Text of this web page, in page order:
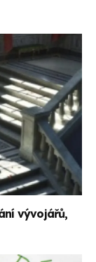
vývojářů,